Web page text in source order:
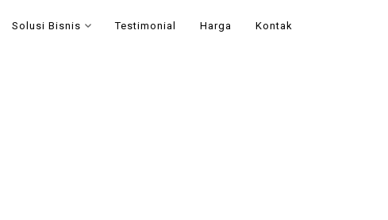
Solusi Bisnis Testimonial Harga Kontak